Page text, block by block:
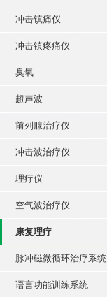
冲击镇痛仪
冲击镇疼痛仪
臭氧
超声波
前列腺治疗仪
冲击波治疗仪
理疗仪
空气波治疗仪
康复理疗
脉冲磁微循环治疗系统
语言功能训练系统